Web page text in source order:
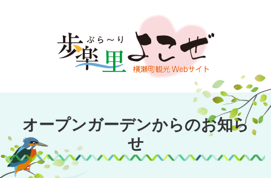
文
キ
プ
オープンガーデン
横瀬
オープンガーデンからのお知ら
せ